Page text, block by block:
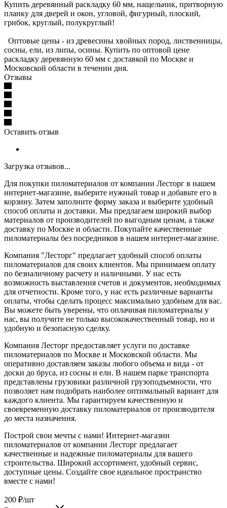
Купить деревянный раскладку 60 мм, нащельник, притворную
планку для дверей и окон, угловой, фигурный, плоский,
грибок, круглый, полукруглый!
Оптовые цены - из древесины хвойных пород, лиственницы,
сосны, ели, из липы, осины. Купить по оптовой цене
раскладку деревянную 60 мм с доставкой по Москве и
Московской области в течении дня.
Отзывы
Оставить отзыв
Загрузка отзывов...
Для покупки пиломатериалов от компании Лесторг в нашем
интернет-магазине, выберите нужный товар и добавьте его в
корзину. Затем заполните форму заказа и выберите удобный
способ оплаты и доставки. Мы предлагаем широкий выбор
материалов от производителей по выгодным ценам, а также
доставку по Москве и области. Покупайте качественные
пиломатериалы без посредников в нашем интернет-магазине.
Компания "Лесторг" предлагает удобный способ оплаты
пиломатериалов для своих клиентов. Мы принимаем оплату
по безналичному расчету и наличными. У нас есть
возможность выставления счетов и документов, необходимых
для отчетности. Кроме того, у нас есть различные варианты
оплаты, чтобы сделать процесс максимально удобным для вас.
Вы можете быть уверены, что оплачивая пиломатериалы у
нас, вы получите не только высококачественный товар, но и
удобную и безопасную сделку.
Компания Лесторг предоставляет услуги по доставке
пиломатериалов по Москве и Московской области. Мы
оперативно доставляем заказы любого объема и вида - от
доски до бруса, из сосны и ели. В нашем парке транспорта
представлены грузовики различной грузоподъемности, что
позволяет нам подобрать наиболее оптимальный вариант для
каждого клиента. Мы гарантируем качественную и
своевременную доставку пиломатериалов от производителя
до места назначения.
Построй свои мечты с нами! Интернет-магазин
пиломатериалов от компании Лесторг предлагает
качественные и надежные пиломатериалы для вашего
строительства. Широкий ассортимент, удобный сервис,
доступные цены. Создайте свое идеальное пространство
вместе с нами!
200 ₽/шт